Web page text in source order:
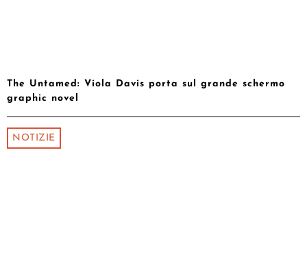
The Untamed: Viola Davis porta sul grande schermo
graphic novel
NOTIZIE